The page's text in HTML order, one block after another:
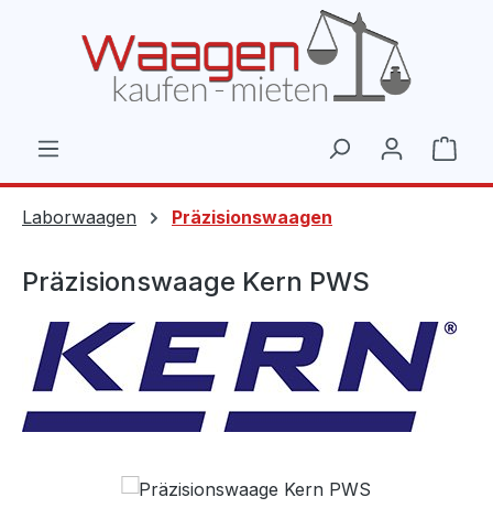
Laborwaagen Präzisionswaagen
Präzisionswaage Kern PWS
Bildergalerie überspringen